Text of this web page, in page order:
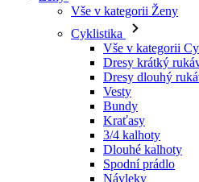
Dresy dlouhý rukáv
Vesty
Bundy
Kraťasy
3/4 kalhoty
Dlouhé kalhoty
Spodní prádlo
Návleky
Čepice
Rukavice
Ponožky
Doplňky